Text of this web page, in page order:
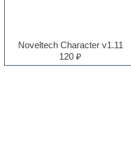
Experimental
EXS24 Instruments
Finale
Noveltech Character v1.11
120 ₽